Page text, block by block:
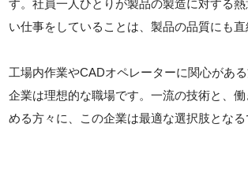
す。社員一人ひとりが製品の製造に対する
い仕事をしていることは、製品の品質にも直
工場内作業やCADオペレーターに関心があ
企業は理想的な職場です。一流の技術と、
める方々に、この企業は最適な選択肢となる